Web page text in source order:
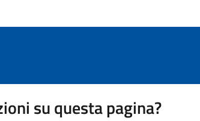
su questa pagina?